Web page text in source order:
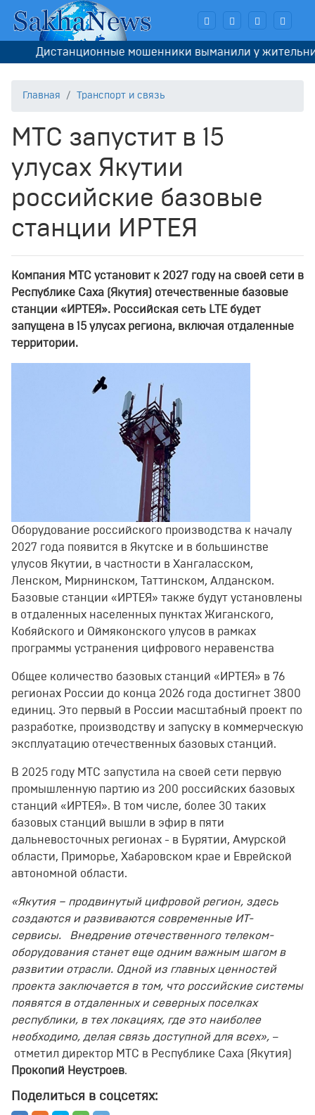
Дистанционные мошенники выманили у жительницы
Главная Транспорт и связь
МТС запустит в 15
улусах Якутии
российские базовые
станции ИРТЕЯ
Компания МТС установит к 2027 годуна своей сети в
Республике Саха (Якутия) отечественные базовые
станции «ИРТЕЯ». Российская сеть LTE будет
запущена в 15 улусахрегиона, включая отдаленные
территории.
Оборудование российского производства к началу
2027 года появится в Якутске и в большинстве
улусов Якутии, в частности в Хангаласском,
Ленском, Мирнинском, Таттинском, Алданском.
Базовые станции «ИРТЕЯ» также будут установлены
в отдаленных населенных пунктах Жиганского,
Кобяйского и Оймяконского улусов в рамках
программы устранения цифрового неравенства
Общее количество базовых станций «ИРТЕЯ» в 76
регионах России до конца 2026 года достигнет 3800
единиц. Это первый в России масштабный проект по
разработке, производству и запуску в коммерческую
эксплуатацию отечественных базовых станций.
В 2025 году МТС запустила на своей сети первую
промышленную партию из 200 российских базовых
станций «ИРТЕЯ». В том числе, более 30 таких
базовых станций вышли в эфир в пяти
дальневосточных регионах - в Бурятии, Амурской
области, Приморье, Хабаровском крае и Еврейской
автономной области.
«Якутия – продвинутый цифровой регион, здесь
создаются и развиваются современные ИТ-
сервисы. Внедрение отечественного телеком-
оборудования станет еще одним важным шагом в
развитии отрасли. Одной из главных ценностей
проекта заключается в том, что российские системы
появятся в отдаленных и северных поселках
республики, в тех локациях, где это наиболее
необходимо, делая связь доступной для всех», –
отметил директор МТС в Республике Саха (Якутия)
Прокопий Неустроев.
Поделиться в соцсетях: